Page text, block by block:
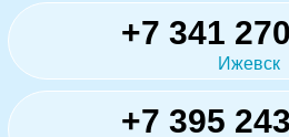
+7 341
Ижевск
+7 395